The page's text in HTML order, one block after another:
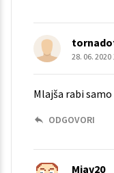
28. 06. 2020
Mlajša rabi
ODGOVORI
Miav20